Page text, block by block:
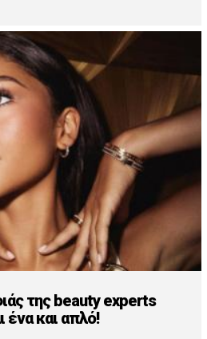
της beauty experts
ένα και απλό!